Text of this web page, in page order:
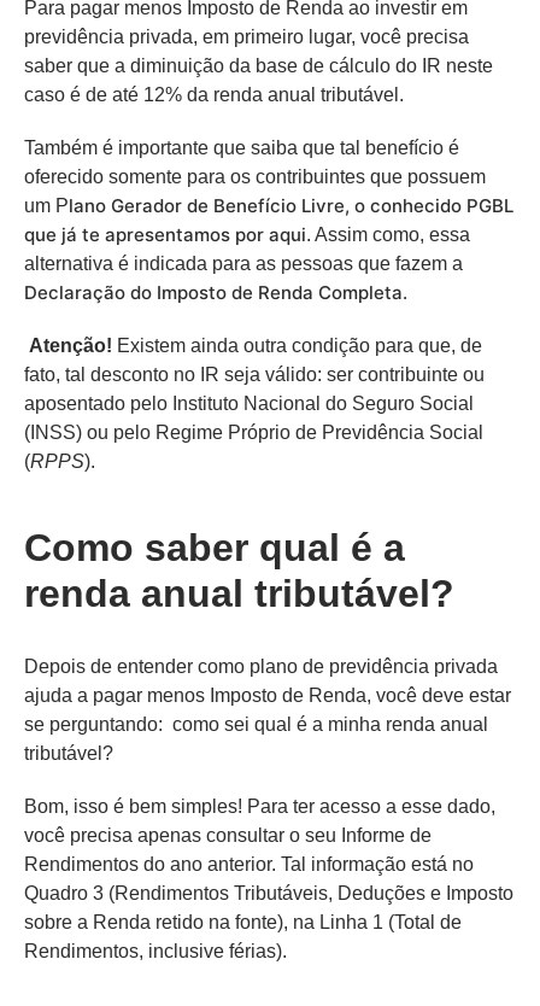
Para pagar menos Imposto de Renda ao investir em
previdência privada, em primeiro lugar, você precisa
saber que a diminuição da base de cálculo do IR neste
caso é de até 12% da renda anual tributável.
Também é importante que saiba que tal benefício é
oferecido somente para os contribuintes que possuem
um Plano Gerador de Benefício Livre, o conhecido PGBL
que já te apresentamos por aqui. Assim como, essa
alternativa é indicada para as pessoas que fazem a
Declaração do Imposto de Renda Completa.
Atenção! Existem ainda outra condição para que, de
fato, tal desconto no IR seja válido: ser contribuinte ou
aposentado pelo Instituto Nacional do Seguro Social
(INSS) ou pelo Regime Próprio de Previdência Social
(RPPS).
Como saber qual é a
renda anual tributável?
Depois de entender como plano de previdência privada
ajuda a pagar menos Imposto de Renda, você deve estar
se perguntando: como sei qual é a minha renda anual
tributável?
Bom, isso é bem simples! Para ter acesso a esse dado,
você precisa apenas consultar o seu Informe de
Rendimentos do ano anterior. Tal informação está no
Quadro 3 (Rendimentos Tributáveis, Deduções e Imposto
sobre a Renda retido na fonte), na Linha 1 (Total de
Rendimentos, inclusive férias).